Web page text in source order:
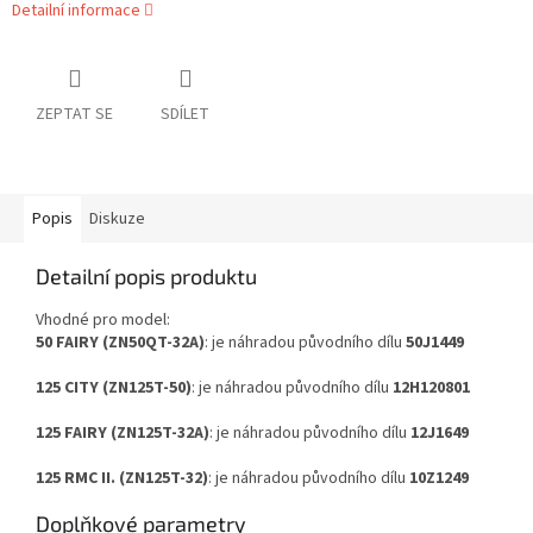
Detailní informace
ZEPTAT SE SDÍLET
Popis Diskuze
Detailní popis produktu
Vhodné pro model:
50 FAIRY (ZN50QT-32A): je náhradou původního dílu 50J1449
125 CITY (ZN125T-50): je náhradou původního dílu 12H120801
125 FAIRY (ZN125T-32A): je náhradou původního dílu 12J1649
125 RMC II. (ZN125T-32): je náhradou původního dílu 10Z1249
Doplňkové parametry